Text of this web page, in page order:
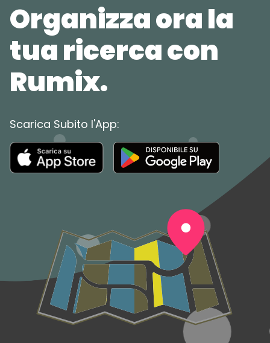
Organizza ora la
tua ricerca con
Rumix.
Scarica Subito l'App: